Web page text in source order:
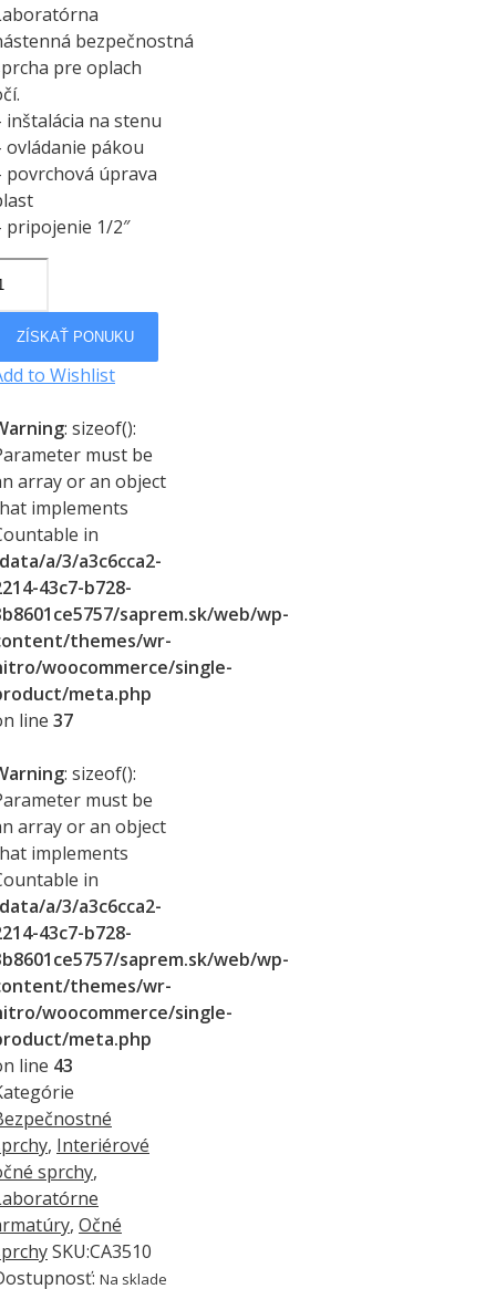
bezpečnostná
pre oplach
inštalácia na stenu
ovládanie pákou
povrchová úprava
pripojenie 1/2″
ZÍSKAŤ PONUKU
to Wishlist
: sizeof():
must be
array or an object
implements
in
a/3/a3c6cca2-
43c7-b728-
saprem.sk/web/wp-
themes/wr-
woocommerce/single-
meta.php
line 37
: sizeof():
must be
array or an object
implements
in
a/3/a3c6cca2-
43c7-b728-
saprem.sk/web/wp-
themes/wr-
woocommerce/single-
meta.php
line 43
, Interiérové
sprchy,
, Očné
SKU:CA3510
: Na sklade